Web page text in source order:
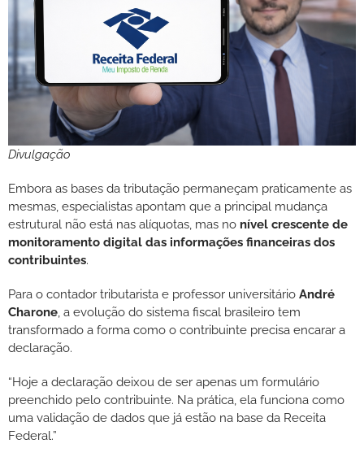
Divulgação
Embora as bases da tributação permaneçam praticamente as
mesmas, especialistas apontam que a principal mudança
estrutural não está nas alíquotas, mas no nível crescente de
monitoramento digital das informações financeiras dos
contribuintes.
Para o contador tributarista e professor universitário André
Charone, a evolução do sistema fiscal brasileiro tem
transformado a forma como o contribuinte precisa encarar a
declaração.
“Hoje a declaração deixou de ser apenas um formulário
preenchido pelo contribuinte. Na prática, ela funciona como
uma validação de dados que já estão na base da Receita
Federal.”